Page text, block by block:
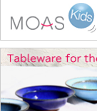
池田大介
石川漆宝堂
石田誠
和泉良法
日下華子
葛和万紀
工藤和彦
鈴木重孝
鈴木潤吾
鈴木涼子
田沼英里
崔在皓
滴生舎
名古路英介
西納三枝
野口悦士
原田譲
原光弘
日高伸治
日高直子
ヒヅミ峠舎
三浦侑子
水垣千悦
水野克俊
みずのみさ
光井威善
山本哲也
山本恭代
山本亮平
Yu-ten